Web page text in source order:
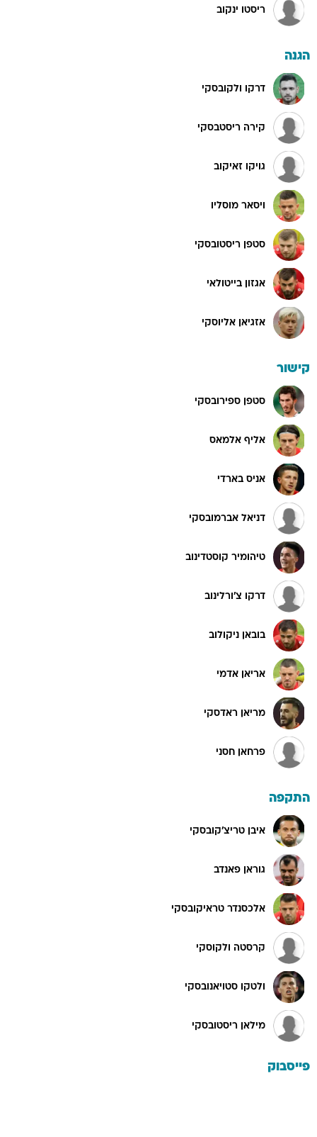
ריסטו ינקוב
הגנה
דרקו ולקובסקי
קירה ריסטבסקי
גויקו זאיקוב
ויסאר מוסליו
סטפן ריסטובסקי
אגזון בייטולאי
אזגיאן אליוסקי
קישור
סטפן ספירובסקי
אליף אלמאס
אניס בארדי
דניאל אברמובסקי
טיהומיר קוסטדינוב
דרקו צ'ורלינוב
בובאן ניקולוב
אריאן אדמי
מריאן ראדסקי
פרחאן חסני
התקפה
איבן טריצ'קובסקי
גוראן פאנדב
אלכסנדר טראיקובסקי
קרסטה ולקוסקי
ולטקו סטויאנובסקי
מילאן ריסטובסקי
פייסבוק